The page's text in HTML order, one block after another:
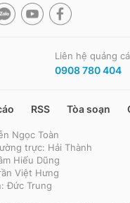
Liên hệ quảng
0908 780 404
RSS Tòa soạn
Ngọc Toàn
trực: Hải Thành
Hiếu Dũng
Việt Hưng
Đức Trung